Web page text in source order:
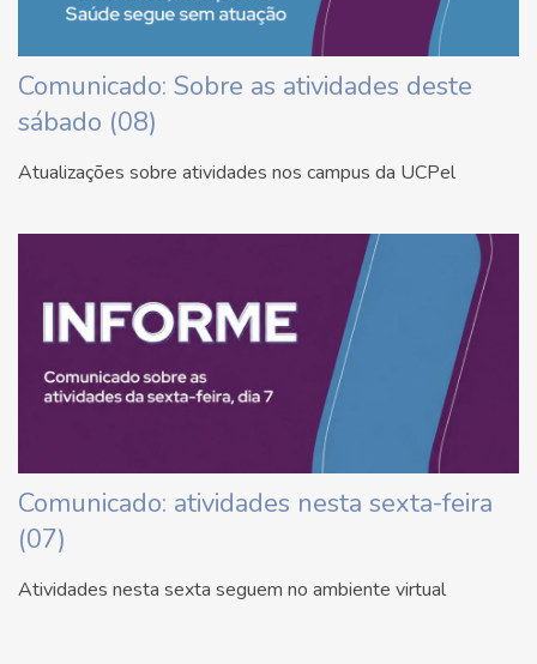
Comunicado: Sobre as atividades deste
sábado (08)
Atualizações sobre atividades nos campus da UCPel
Comunicado: atividades nesta sexta-feira
(07)
Atividades nesta sexta seguem no ambiente virtual